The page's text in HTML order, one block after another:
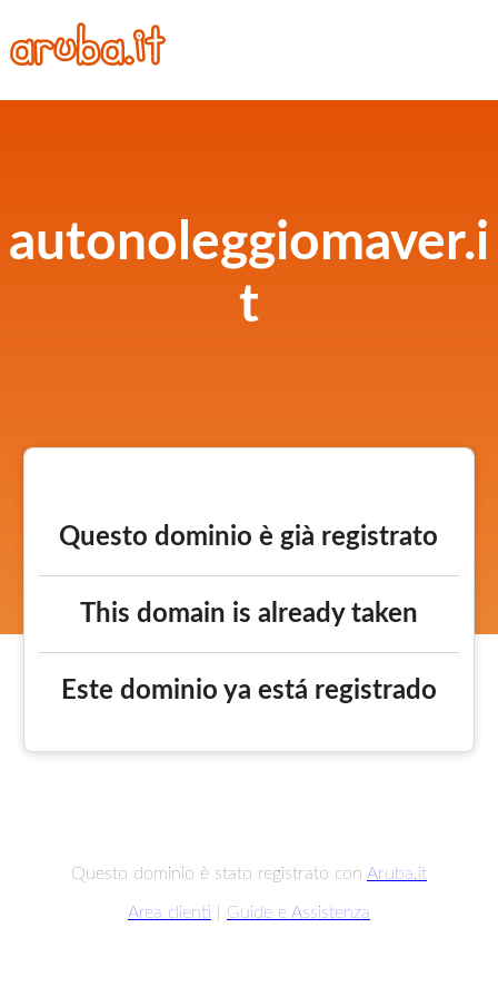
autonoleggiomaver.i
t
Questo dominio è già registrato
This domain is already taken
Este dominio ya está registrado
Questo dominio è stato registrato con Aruba.it
Area clienti Guide e Assistenza